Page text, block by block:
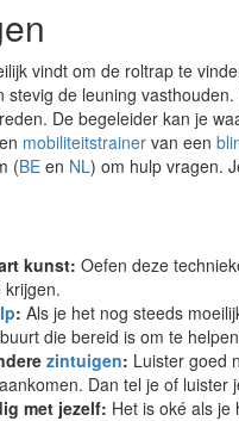
vindt om de roltrap te
stevig de leuning
De begeleider kan je
mobiliteitstrainer van een
(BE en NL) om hulp vragen.
kunst: Oefen deze
: Als je het nog steeds
die bereid is om te
zintuigen: Luister goed
Dan tel je of luister
met jezelf: Het is oké als je